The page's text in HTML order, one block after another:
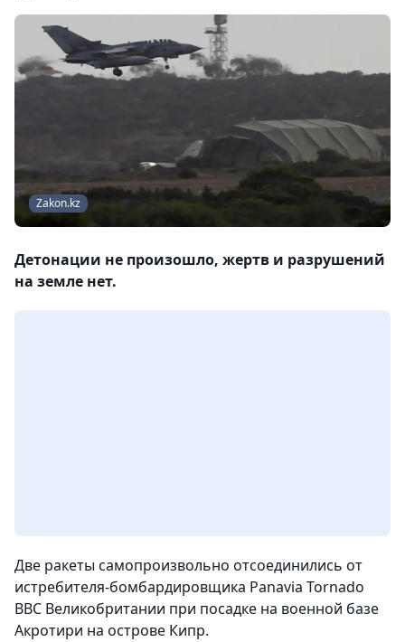
Zakon.kz
Детонации не произошло, жертв и разрушений
на земле нет.
Две ракеты самопроизвольно отсоединились от
истребителя-бомбардировщика Panavia Tornado
ВВС Великобритании при посадке на военной базе
Акротири на острове Кипр.